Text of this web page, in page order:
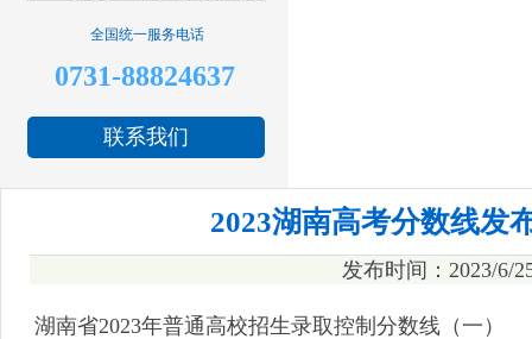
全国统一服务电话
0731-88824637
联系我们
2023湖南高考分数线发
发布时间：2023/
湖南省2023年普通高校招生录取控制分数线（一）